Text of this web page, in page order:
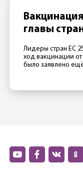
главы
Лидеры стран ЕС
ход вакцинации
было заявлено
прививочной